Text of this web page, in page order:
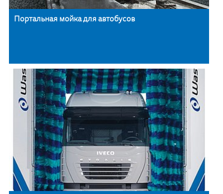
Портальная мойка для автобусов